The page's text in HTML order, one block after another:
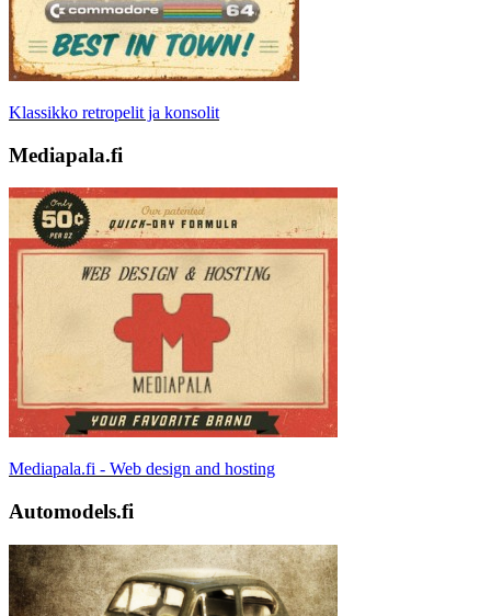
Klassikko retropelit ja konsolit
Mediapala.fi
Mediapala.fi - Web design and hosting
Automodels.fi